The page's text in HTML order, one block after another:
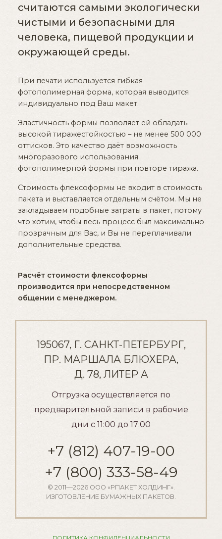
считаются самыми экологически
чистыми и безопасными для
человека, пищевой продукции и
окружающей среды.
При печати используется гибкая
фотополимерная форма, которая выводится
индивидуально под Ваш макет.
Эластичность формы позволяет ей обладать
высокой тиражестойкостью – не менее 500 000
оттисков. Это качество даёт возможность
многоразового использования
фотополимерной формы при повторе тиража.
Стоимость флексоформы не входит в стоимость
пакета и выставляется отдельным счётом. Мы не
закладываем подобные затраты в пакет, потому
что хотим, чтобы весь процесс был максимально
прозрачным для Вас, и Вы не переплачивали
дополнительные средства.
Расчёт стоимости флексоформы
производится при непосредственном
общении с менеджером.
195067, Г. САНКТ-ПЕТЕРБУРГ,
ПР. МАРШАЛА БЛЮХЕРА,
Д. 78, ЛИТЕР А
Отгрузка осуществляется по
предварительной записи в рабочие
дни с 11:00 до 17:00
+7 (812) 407-19-00
+7 (800) 333-58-49
© 2011—2026 ООО «РПАКЕТ ХОЛДИНГ».
ИЗГОТОВЛЕНИЕ БУМАЖНЫХ ПАКЕТОВ.